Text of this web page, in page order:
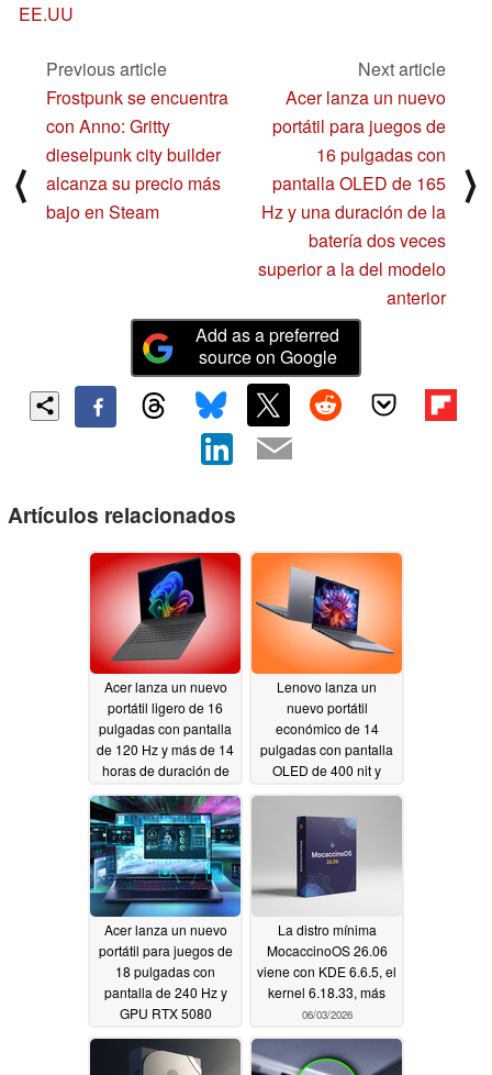
EE.UU
⟨
Previous article
Frostpunk se encuentra
con Anno: Gritty
dieselpunk city builder
alcanza su precio más
bajo en Steam
Next article
Acer lanza un nuevo
portátil para juegos de
16 pulgadas con
pantalla OLED de 165
Hz y una duración de la
batería dos veces
superior a la del modelo
anterior
⟩
Add as a preferred
source on Google
Artículos relacionados
Acer lanza un nuevo
portátil ligero de 16
pulgadas con pantalla
de 120 Hz y más de 14
horas de duración de
06/04/2026
Lenovo lanza un
nuevo portátil
económico de 14
pulgadas con pantalla
OLED de 400 nit y
06/04/2026
Acer lanza un nuevo
portátil para juegos de
18 pulgadas con
pantalla de 240 Hz y
GPU RTX 5080
06/04/2026
La distro mínima
MocaccinoOS 26.06
viene con KDE 6.6.5, el
kernel 6.18.33, más
06/03/2026